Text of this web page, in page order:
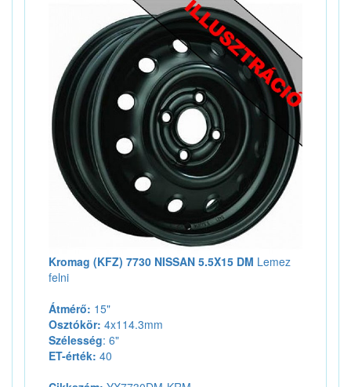
Kromag (KFZ) 7730 NISSAN 5.5X15 DM Lemez
felni
Átmérő: 15"
Osztókör: 4x114.3mm
Szélesség: 6"
ET-érték: 40